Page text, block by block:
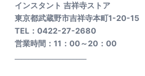
インスタント 吉祥寺ストア
東京都武蔵野市吉祥寺本町1-20-15
TEL：0422-27-2680
営業時間：11：00～20：00